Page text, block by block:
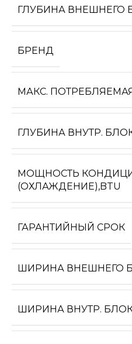
ГЛУБИНА ВНЕШНЕГО
БРЕНД
МАКС.
ГЛУБИНА ВНУТР.
МОЩНОСТЬ
(ОХЛАЖДЕНИЕ),BTU
ГАРАНТИЙНЫЙ СРОК
ШИРИНА ВНЕШНЕГО
ШИРИНА ВНУТР.